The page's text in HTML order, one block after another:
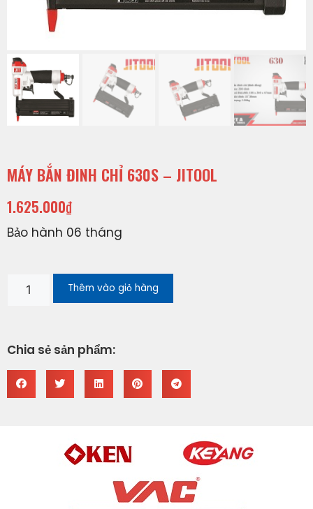
MÁY BẮN ĐINH CHỈ 630S – JITOOL
1.625.000₫
Bảo hành 06 tháng
Thêm vào giỏ hàng
Chia sẻ sản phẩm: